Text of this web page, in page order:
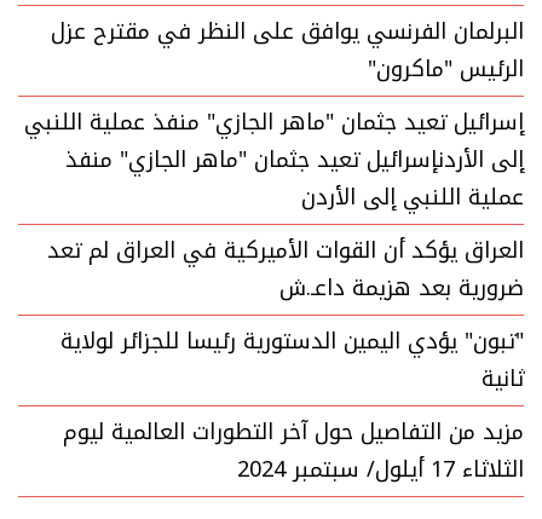
البرلمان الفرنسي يوافق على النظر في مقترح عزل
الرئيس "ماكرون"
إسرائيل تعيد جثمان "ماهر الجازي" منفذ عملية اللنبي
إلى الأردنإسرائيل تعيد جثمان "ماهر الجازي" منفذ
عملية اللنبي إلى الأردن
العراق يؤكد أن القوات الأميركية في العراق لم تعد
ضرورية بعد هزيمة داعـ.ش
"تبون" يؤدي اليمين الدستورية رئيسا للجزائر لولاية
ثانية
مزيد من التفاصيل حول آخر التطورات العالمية ليوم
الثلاثاء 17 أيلول/ سبتمبر 2024